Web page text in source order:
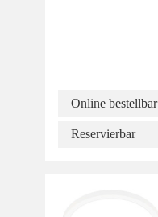
Online bestellbar
Reservierbar